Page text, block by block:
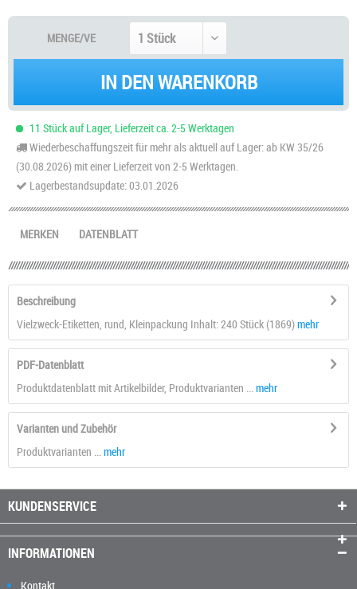
MENGE/VE
IN DEN WARENKORB
11 Stück auf Lager, Lieferzeit ca. 2-5 Werktagen
Wiederbeschaffungszeit für mehr als aktuell auf Lager: ab KW 35/26
(30.08.2026) mit einer Lieferzeit von 2-5 Werktagen.
Lagerbestandsupdate: 03.01.2026
DATENBLATT
MERKEN
Beschreibung
Vielzweck-Etiketten, rund, Kleinpackung Inhalt: 240 Stück (1869)mehr
PDF-Datenblatt
Produktdatenblatt mit Artikelbilder, Produktvarianten ... mehr
Varianten und Zubehör
Produktvarianten ... mehr
KUNDENSERVICE
INFORMATIONEN
Kontakt